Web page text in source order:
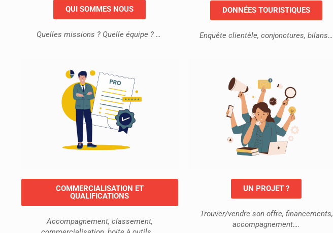
QUI SOMMES NOUS
Quelles missions ? Quelle équipe ? …
DONNÉES TOURISTIQUES
Enquête clientèle, conjonctures, bilans…
COMMERCIALISATION ET
QUALIFICATIONS
Accompagnement, classement,
UN PROJET ?
Trouver/vendre son offre, financements,
accompagnement….